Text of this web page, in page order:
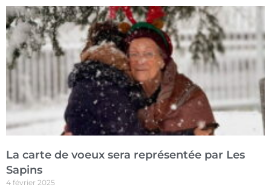
La carte de voeux sera représentée par Les
Sapins
4 février 2025